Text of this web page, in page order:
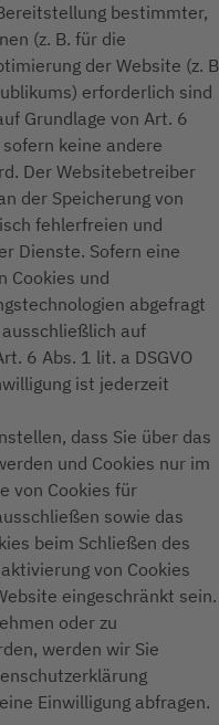
bestimmter,
(z. B. für die
der Website (z.
erforderlich sind
Grundlage von Art. 6
keine andere
Der Websitebetreiber
der Speicherung von
fehlerfreien und
Dienste. Sofern eine
Cookies und
abgefragt
auf
6 Abs. 1 lit. a DSGVO
ist jederzeit
dass Sie über das
und Cookies nur im
von Cookies für
sowie das
beim Schließen des
von Cookies
eingeschränkt sein.
oder zu
werden wir Sie
Einwilligung abfragen.